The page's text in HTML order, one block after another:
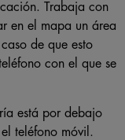
Trabaja con
en el mapa un área
de que esto
con el que se
está por debajo
teléfono móvil.